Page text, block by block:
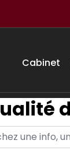
Cabinet